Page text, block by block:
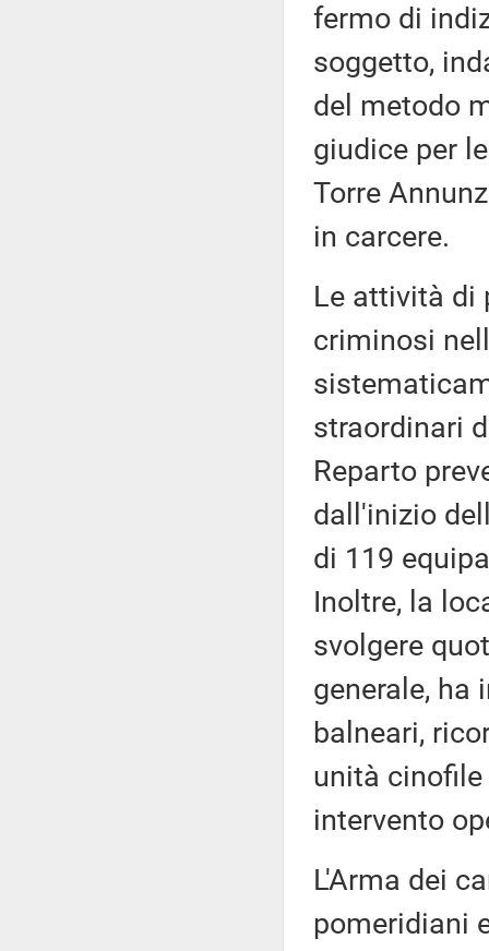
fermo di
soggetto,
del metodo
giudice per
Torre
in carcere.
Le attività di
criminosi
straordinari
Reparto
dall'inizio
di 119
Inoltre, la
svolgere
generale,
balneari,
unità cinofile
intervento
L'Arma dei
pomeridiani